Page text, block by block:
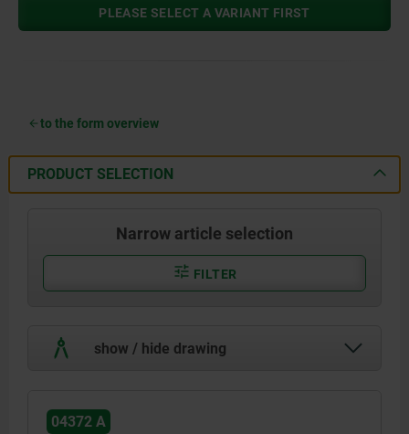
PLEASE SELECT A VARIANT FIRST
to the form overview
PRODUCT SELECTION
Narrow article selection
FILTER
show / hide drawing
04372 A